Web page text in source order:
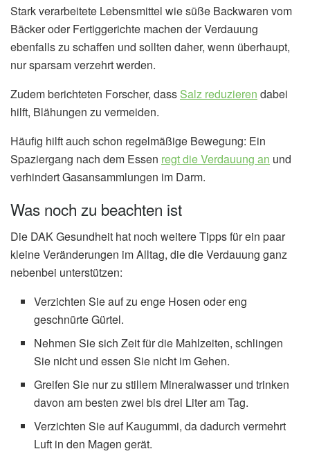
Stark verarbeitete Lebensmittel wie süße Backwaren vom
Bäcker oder Fertiggerichte machen der Verdauung
ebenfalls zu schaffen und sollten daher, wenn überhaupt,
nur sparsam verzehrt werden.
Zudem berichteten Forscher, dass Salz reduzieren dabei
hilft, Blähungen zu vermeiden.
Häufig hilft auch schon regelmäßige Bewegung: Ein
Spaziergang nach dem Essen regt die Verdauung an und
verhindert Gasansammlungen im Darm.
Was noch zu beachten ist
Die DAK Gesundheit hat noch weitere Tipps für ein paar
kleine Veränderungen im Alltag, die die Verdauung ganz
nebenbei unterstützen:
Verzichten Sie auf zu enge Hosen oder eng
geschnürte Gürtel.
Nehmen Sie sich Zeit für die Mahlzeiten, schlingen
Sie nicht und essen Sie nicht im Gehen.
Greifen Sie nur zu stillem Mineralwasser und trinken
davon am besten zwei bis drei Liter am Tag.
Verzichten Sie auf Kaugummi, da dadurch vermehrt
Luft in den Magen gerät.